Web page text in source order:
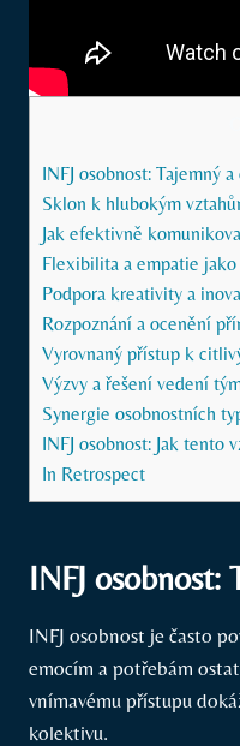
INFJ osobnost: Tajemný
Sklon k hlubokým
Jak efektivně
Flexibilita a empatie
Podpora kreativity a
Rozpoznání a ocenění
Vyrovnaný přístup k
Výzvy a řešení vedení
Synergie osobnostních
INFJ osobnost: Jak tento
In Retrospect
INFJ
INFJ osobnost je často
emocím a potřebám
vnímavému přístupu
kolektivu.